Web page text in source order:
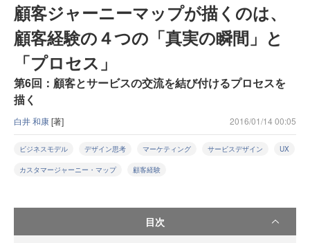
顧客ジャーニーマップが描くのは、
顧客経験の４つの「真実の瞬間」と
「プロセス」
第6回：顧客とサービスの交流を結び付けるプロセスを
描く
白井 和康[著] 2016/01/14 00:05
ビジネスモデル デザイン思考 マーケティング サービスデザイン UX
カスタマージャーニー・マップ 顧客経験
目次